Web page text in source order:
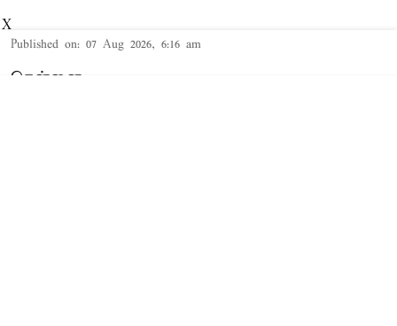
Published on: 07 Aug 2026, 6:16 am
சென்னை,
X